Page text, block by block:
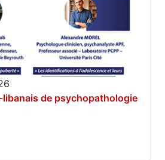
de psychopathologie